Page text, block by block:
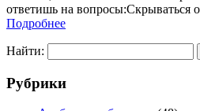
ответишь на вопросы:Скрываться
Подробнее
Найти:
Рубрики